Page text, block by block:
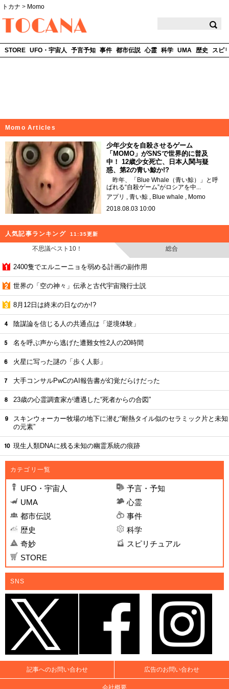
トカナ > Momo
STORE UFO・宇宙人 予言予知 事件 都市伝説 心霊 科学 UMA 歴史 スピ
Momo Articles
少年少女を自殺させるゲーム
「MOMO」がSNSで世界的に普及
中！ 12歳少女死亡、日本人関与疑
惑、第2の青い鯨か!?
昨年、「Blue Whale（青い鯨）」と呼
ばれる“自殺ゲーム”がロシアを中...
アプリ
青い鯨 Blue whale
Momo
2018.08.03 10:00
人気記事ランキング 11:35更新
不思議ベスト10！ 総合
2400隻でエルニーニョを弱める計画の副作用
世界の「空の神々」伝承と古代宇宙飛行士説
8月12日は終末の日なのか!?
陰謀論を信じる人の共通点は「逆境体験」
名を呼ぶ声から逃げた遭難女性2人の20時間
火星に写った謎の「歩く人影」
大手コンサルPwCのAI報告書が幻覚だらけだった
23歳の心霊調査家が遭遇した“死者からの合図”
スキンウォーカー牧場の地下に潜む“耐熱タイル似のセラミック片と未知
の元素”
現生人類DNAに残る未知の幽霊系統の痕跡
カテゴリ一覧
UFO・宇宙人
予言・予知
UMA
心霊
都市伝説
事件
歴史
科学
奇妙
スピリチュアル
STORE
SNS
記事へのお問い合わせ 広告のお問い合わせ
会社概要